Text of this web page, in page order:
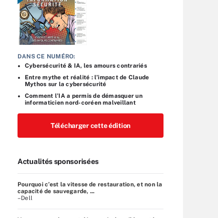
DANS CE NUMÉRO:
Cybersécurité & IA, les amours contrariés
Entre mythe et réalité : l’impact de Claude
Mythos sur la cybersécurité
Comment l’IA a permis de démasquer un
informaticien nord-coréen malveillant
Télécharger cette édition
Actualités sponsorisées
Pourquoi c’est la vitesse de restauration, et non la
capacité de sauvegarde, ...
–Dell